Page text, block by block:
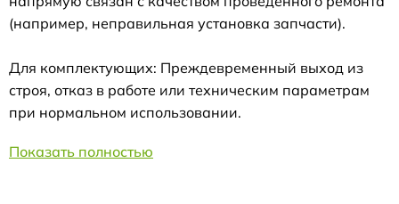
(например, неправильная установка запчасти).
Для комплектующих: Преждевременный выход из
строя, отказ в работе или техническим параметрам
при нормальном использовании.
Показать полностью